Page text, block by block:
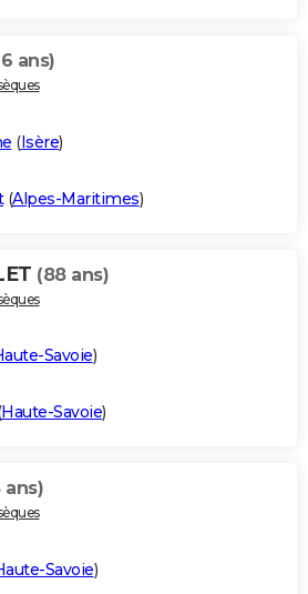
ans)
(Isère)
(Alpes-Maritimes)
(88 ans)
Savoie)
Haute-Savoie)
ans)
Savoie)